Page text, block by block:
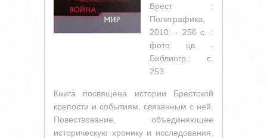
Брест :
Полиграфика,
2010. - 256 с. :
фото. цв. -
Библиогр.: с.
253.
Книга посвящена истории Брестской
крепости и событиям, связанным с ней.
Повествование, объединяющее
историческую хронику и исследования,